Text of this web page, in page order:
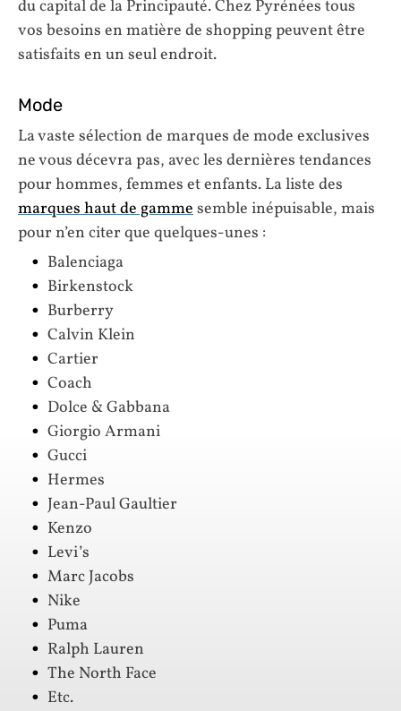
du capital de la Principauté. Chez Pyrénées tous
vos besoins en matière de shopping peuvent être
satisfaits en un seul endroit.
Mode
La vaste sélection de marques de mode exclusives
ne vous décevra pas, avec les dernières tendances
pour hommes, femmes et enfants. La liste des
marques haut de gammesemble inépuisable, mais
pour n’en citer que quelques-unes :
Balenciaga
Birkenstock
Burberry
Calvin Klein
Cartier
Coach
Dolce & Gabbana
Giorgio Armani
Gucci
Hermes
Jean-Paul Gaultier
Kenzo
Levi’s
Marc Jacobs
Nike
Puma
Ralph Lauren
The North Face
Etc.